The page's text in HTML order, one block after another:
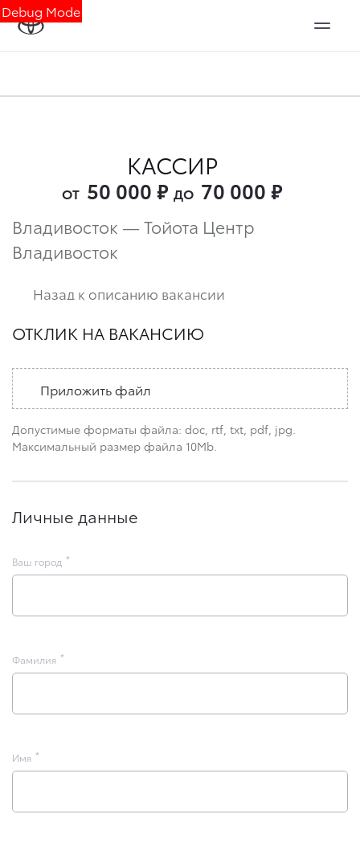
Debug Mode
КАССИР
ОТ 50 000 ₽ ДО 70 000 ₽
Владивосток — Тойота Центр
Владивосток
Назад к описанию вакансии
ОТКЛИК НА ВАКАНСИЮ
Приложить файл
Допустимые форматы файла: doc, rtf, txt, pdf, jpg.
Максимальный размер файла 10Mb.
Личные данные
Ваш город
Фамилия
Имя